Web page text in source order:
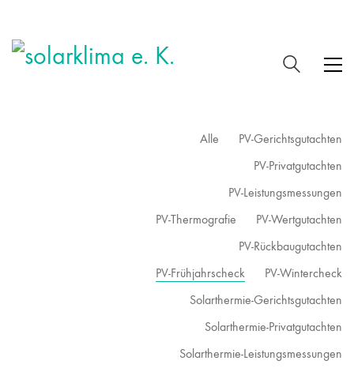
Alle
PV-Gerichtsgutachten
PV-Privatgutachten
PV-Leistungsmessungen
PV-Thermografie
PV-Wertgutachten
PV-Rückbaugutachten
PV-Frühjahrscheck
PV-Wintercheck
Solarthermie-Gerichtsgutachten
Solarthermie-Privatgutachten
Solarthermie-Leistungsmessungen